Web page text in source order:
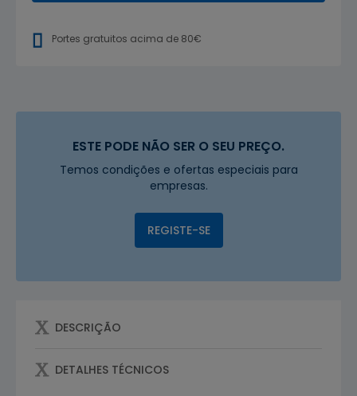
Portes gratuitos acima de 80€
ESTE PODE NÃO SER O SEU PREÇO.
Temos condições e ofertas especiais para
empresas.
REGISTE-SE
DESCRIÇÃO
DETALHES TÉCNICOS